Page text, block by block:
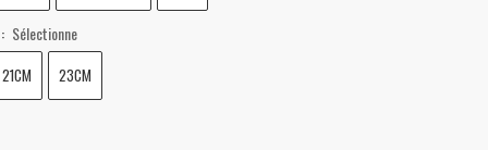
: Sélectionne
21CM 23CM